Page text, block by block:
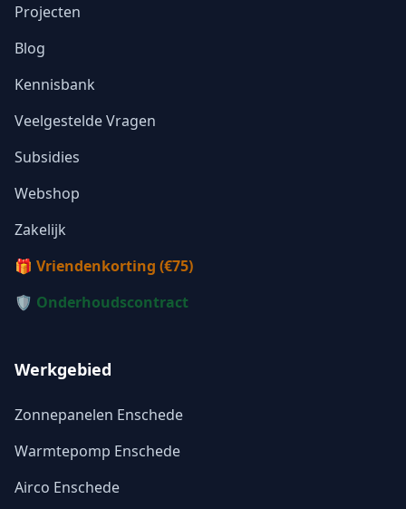
Projecten
Blog
Kennisbank
Veelgestelde Vragen
Subsidies
Webshop
Zakelijk
🎁 Vriendenkorting (€75)
🛡️ Onderhoudscontract
Werkgebied
Zonnepanelen Enschede
Warmtepomp Enschede
Airco Enschede